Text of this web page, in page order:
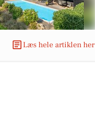
Læs hele artiklen her